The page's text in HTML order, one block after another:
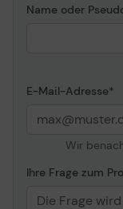
Name oder
E-Mail-Adresse
Wir
Ihre Frage zum